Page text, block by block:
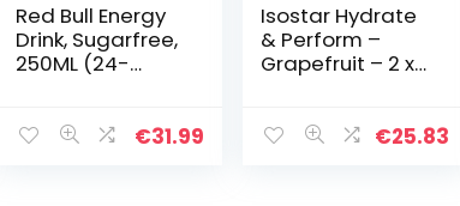
Red Bull Energy
Drink, Sugarfree,
250ML (24-
€31.99
Isostar Hydrate
& Perform –
Grapefruit – 2 x
originele 1000 ml
€25.83